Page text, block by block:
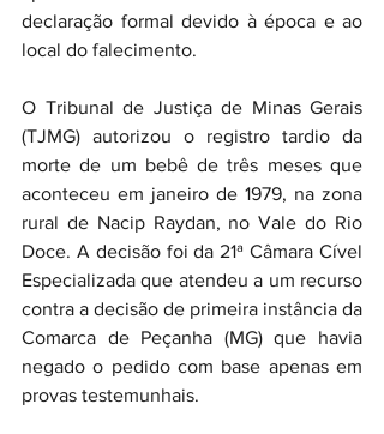
declaração formal devido à época e ao
local do falecimento.
O Tribunal de Justiça de Minas Gerais
(TJMG) autorizou o registro tardio da
morte de um bebê de três meses que
aconteceu em janeiro de 1979, na zona
rural de Nacip Raydan, no Vale do Rio
Doce. A decisão foi da 21ª Câmara Cível
Especializada que atendeu a um recurso
contra a decisão de primeira instância da
Comarca de Peçanha (MG) que havia
negado o pedido com base apenas em
provas testemunhais.